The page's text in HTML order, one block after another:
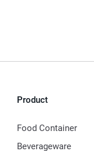
Product
Food Container
Beverageware